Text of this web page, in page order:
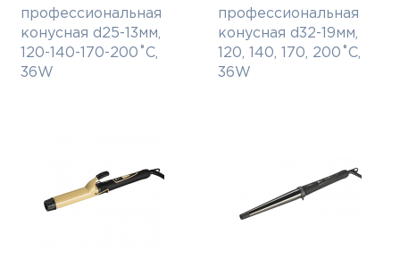
профессиональная
конусная d25-13мм,
120-140-170-200˚С,
36W
профессиональная
конусная d32-19мм,
120, 140, 170, 200˚С,
36W